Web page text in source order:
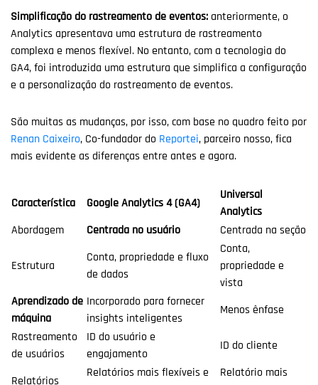
Simplificação do rastreamento de eventos: anteriormente, o
Analytics apresentava uma estrutura de rastreamento
complexa e menos flexível. No entanto, com a tecnologia do
GA4, foi introduzida uma estrutura que simplifica a configuração
e a personalização do rastreamento de eventos.
São muitas as mudanças, por isso, com base no quadro feito por
Renan Caixeiro, Co-fundador do Reportei, parceiro nosso, fica
mais evidente as diferenças entre antes e agora.
Característica Google Analytics 4 (GA4)
Universal
Analytics
Abordagem
Centrada no usuário Centrada na seção
Estrutura
Conta, propriedade e fluxo
de dados
Conta,
propriedade e
vista
Aprendizado de
máquina
Incorporado para fornecer
insights inteligentes
Menos ênfase
Rastreamento
de usuários
ID do usuário e
engajamento
ID do cliente
Relatórios
Relatórios mais flexíveis e
Relatório mais